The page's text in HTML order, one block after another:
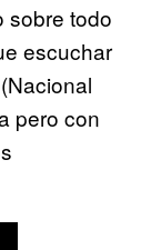
sobre todo
escuchar
(Nacional
pero con